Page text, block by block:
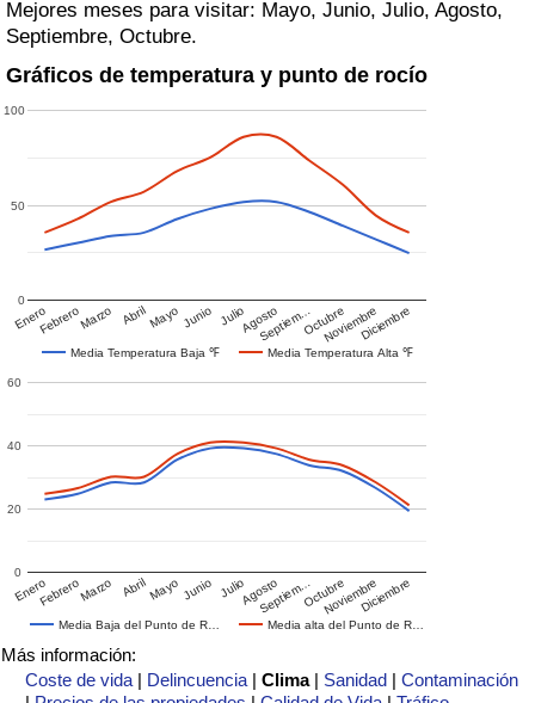
Mejores meses para visitar: Mayo, Junio, Julio, Agosto,
Septiembre, Octubre.
Gráficos de temperatura y punto de rocío
Media Temperatura Baja ℉ Media Temperatura Alta ℉
EneroFebreroMarzo AbrilMayo Junio JulioAgosto
Septiem…OctubreNoviembreDiciembre
0
50
100
Media Baja del Punto de R… Media alta del Punto de R…
EneroFebreroMarzo AbrilMayo Junio JulioAgosto
Septiem…OctubreNoviembreDiciembre
0
20
40
60
Más información:
Coste de vida | Delincuencia |Clima | Sanidad |Contaminación